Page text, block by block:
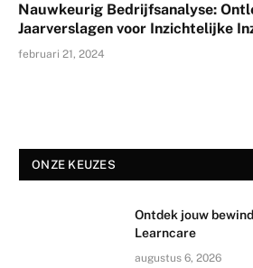
Nauwkeurig Bedrijfsanalyse:
Jaarverslagen voor Inzichtelijke
februari 21, 2024
ONZE KEUZES
Ontdek jouw
Learncare
augustus 6, 2026